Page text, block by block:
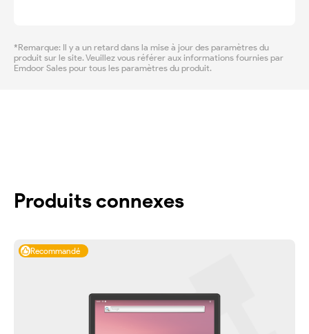
*Remarque: Il y a un retard dans la mise à jour des paramètres du
produit sur le site. Veuillez vous référer aux informations fournies par
Emdoor Sales pour tous les paramètres du produit.
Produits connexes
Recommandé